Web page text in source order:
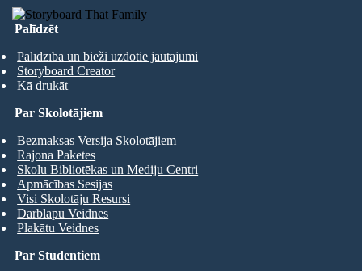
Palīdzēt
Palīdzība un bieži uzdotie jautājumi
Storyboard Creator
Kā drukāt
Par Studentiem
Par Skolotājiem
Bezmaksas Versija Skolotājiem
Rajona Paketes
Skolu Bibliotēkas un Mediju Centri
Apmācības Sesijas
Visi Skolotāju Resursi
Darblapu Veidnes
Plakātu Veidnes